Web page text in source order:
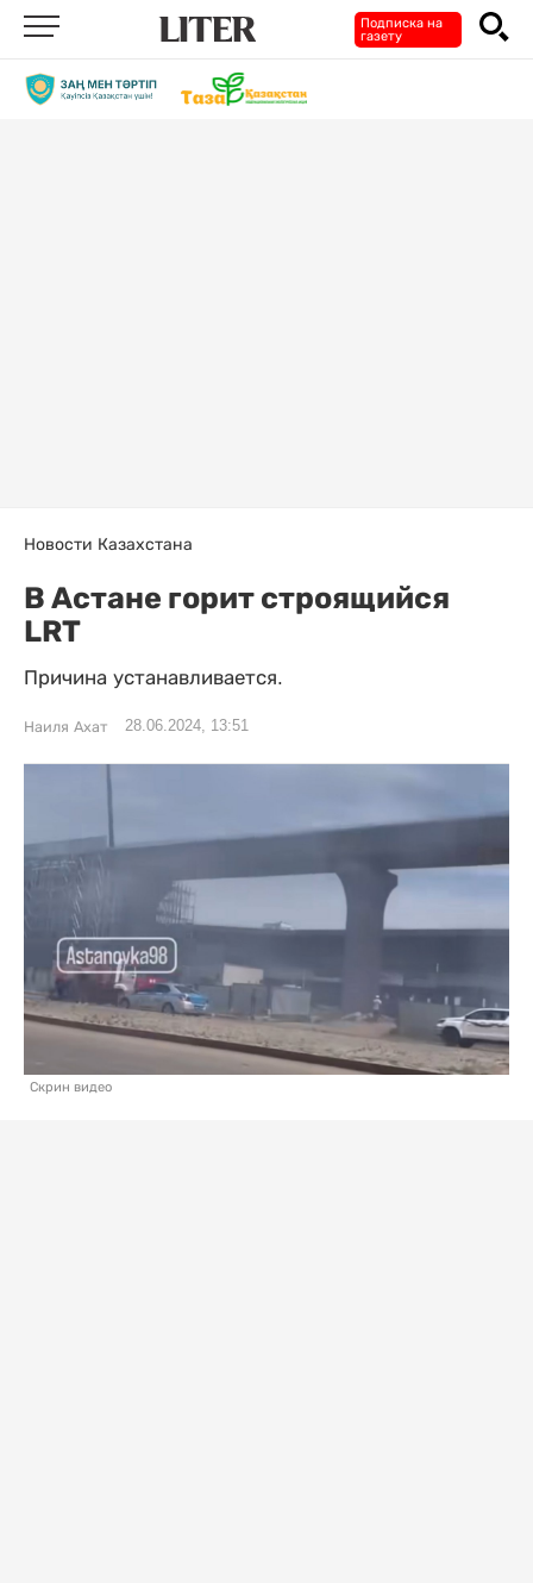
Подписка на
газету
Новости Казахстана
В Астане горит строящийся
LRT
Причина устанавливается.
Наиля Ахат 28.06.2024, 13:51
Скрин видео